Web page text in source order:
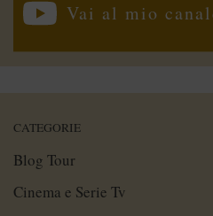
Vai al mio
CATEGORIE
Blog Tour
Cinema e Serie Tv